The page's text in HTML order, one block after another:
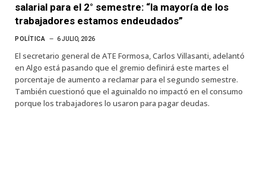
salarial para el 2° semestre: “la mayoría de los
trabajadores estamos endeudados”
POLÍTICA 6 JULIO, 2026
El secretario general de ATE Formosa, Carlos Villasanti, adelantó
en Algo está pasando que el gremio definirá este martes el
porcentaje de aumento a reclamar para el segundo semestre.
También cuestionó que el aguinaldo no impactó en el consumo
porque los trabajadores lo usaron para pagar deudas.